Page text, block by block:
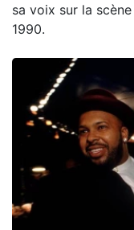
sa voix sur la
1990.